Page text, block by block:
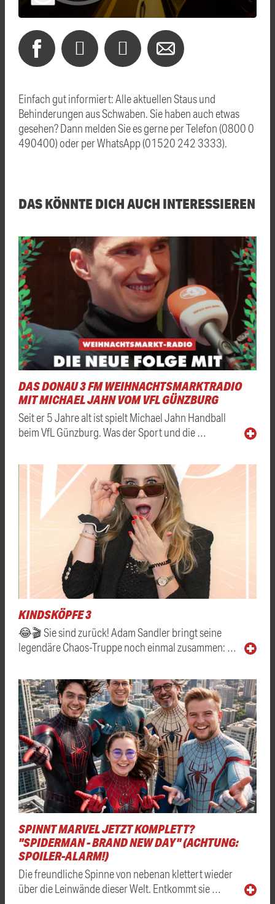
Einfach gut informiert: Alle aktuellen Staus und
Behinderungen aus Schwaben. Sie haben auch etwas
gesehen? Dann melden Sie es gerne per Telefon (0800 0
490400) oder per WhatsApp (01520 242 3333).
DAS KÖNNTE DICH AUCH INTERESSIEREN
DAS DONAU 3 FM WEIHNACHTSMARKTRADIO
MIT MICHAEL JAHN VOM VFL GÜNZBURG
Seit er 5 Jahre alt ist spielt Michael Jahn Handball
beim VfL Günzburg. Was der Sport und die …
KINDSKÖPFE 3
😂🎬 Sie sind zurück! Adam Sandler bringt seine
legendäre Chaos-Truppe noch einmal zusammen: …
SPINNT MARVEL JETZT KOMPLETT?
"SPIDERMAN - BRAND NEW DAY" (ACHTUNG:
SPOILER-ALARM!)
Die freundliche Spinne von nebenan klettert wieder
über die Leinwände dieser Welt. Entkommt sie …